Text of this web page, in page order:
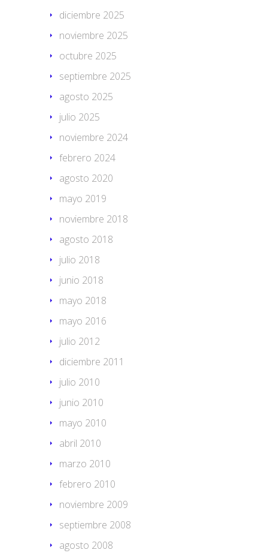
diciembre 2025
noviembre 2025
octubre 2025
septiembre 2025
agosto 2025
julio 2025
noviembre 2024
febrero 2024
agosto 2020
mayo 2019
noviembre 2018
agosto 2018
julio 2018
junio 2018
mayo 2018
mayo 2016
julio 2012
diciembre 2011
julio 2010
junio 2010
mayo 2010
abril 2010
marzo 2010
febrero 2010
noviembre 2009
septiembre 2008
agosto 2008